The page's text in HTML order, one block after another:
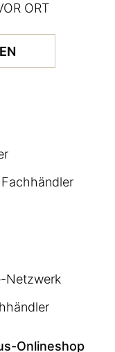
ORT
Netzwerk
Onlineshop